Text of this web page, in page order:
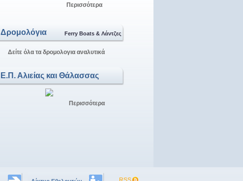
Περισσότερα
Δρομολόγια Ferry Boats & Λάντζες
Δείτε όλα τα δρομολογια αναλυτικά
Ε.Π. Αλιείας και Θάλασσας
Περισσότερα